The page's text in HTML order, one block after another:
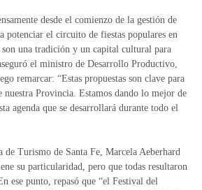
desde el comienzo de la gestión de
potenciar el circuito de fiestas populares en
una tradición y un capital cultural para
el ministro de Desarrollo Productivo,
remarcar: “Estas propuestas son clave para
Provincia. Estamos dando lo mejor de
agenda que se desarrollará durante todo el
de Turismo de Santa Fe, Marcela Aeberhard
su particularidad, pero que todas resultaron
ese punto, repasó que “el Festival del